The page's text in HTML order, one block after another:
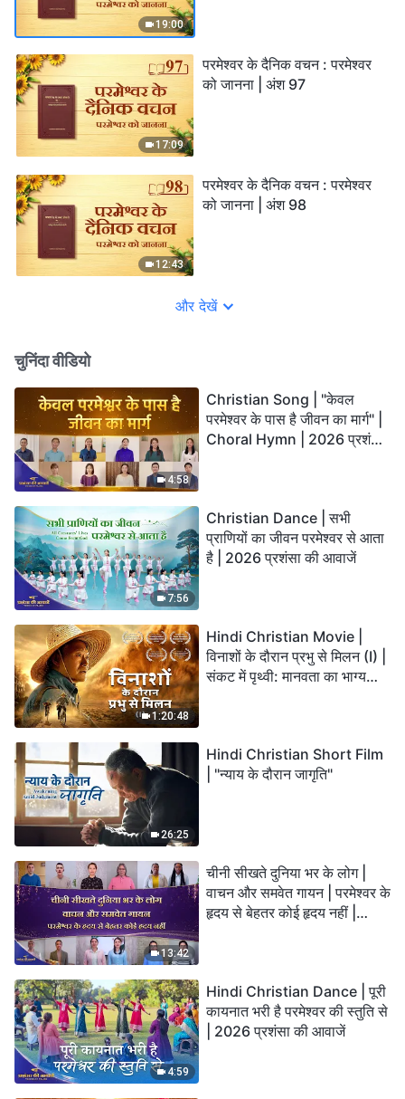
19:00
17:09
परमेश्वर के दैनिक वचन : परमेश्वर
को जानना | अंश 97
12:43
परमेश्वर के दैनिक वचन : परमेश्वर
को जानना | अंश 98
और देखें
चुनिंदा वीडियो
4:58
Christian Song | "केवल
परमेश्वर के पास है जीवन का मार्ग" |
Choral Hymn | 2026 प्रशंसा
7:56
Christian Dance | सभी
प्राणियों का जीवन परमेश्वर से आता
है | 2026 प्रशंसा की आवाजें
1:20:48
Hindi Christian Movie |
विनाशों के दौरान प्रभु से मिलन (I) |
संकट में पृथ्वी: मानवता का भाग्य
26:25
Hindi Christian Short Film
| "न्याय के दौरान जागृति"
13:42
चीनी सीखते दुनिया भर के लोग |
वाचन और समवेत गायन | परमेश्वर के
हृदय से बेहतर कोई हृदय नहीं |
4:59
Hindi Christian Dance | पूरी
कायनात भरी है परमेश्वर की स्तुति से
| 2026 प्रशंसा की आवाजें